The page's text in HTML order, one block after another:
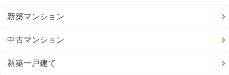
新築マンション
中古マンション
新築一戸建て